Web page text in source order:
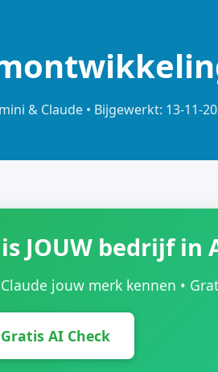
& Claude • Bijgewerkt: 13-11-
JOUW bedrijf in
jouw merk kennen •
AI Check